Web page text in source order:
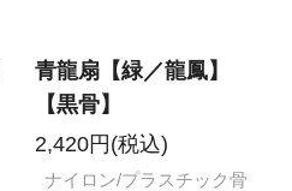
青龍扇【緑／龍鳳】
【黒骨】
2,420円(税込)
ナイロン/プラスチック骨